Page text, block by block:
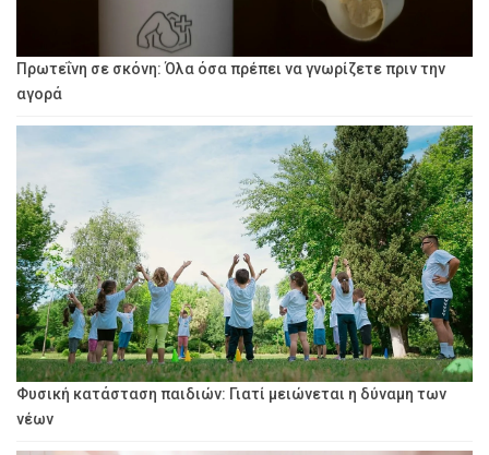
Πρωτεΐνη σε σκόνη: Όλα όσα πρέπει να γνωρίζετε πριν την
αγορά
Φυσική κατάσταση παιδιών: Γιατί μειώνεται η δύναμη των
νέων